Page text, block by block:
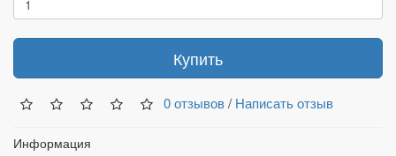
Купить
0 отзывов/ Написать отзыв
Информация